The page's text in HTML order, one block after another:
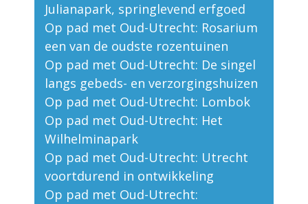
Julianapark, springlevend erfgoed
Op pad met Oud-Utrecht: Rosarium
een van de oudste rozentuinen
Op pad met Oud-Utrecht: De singel
langs gebeds- en verzorgingshuizen
Op pad met Oud-Utrecht: Lombok
Op pad met Oud-Utrecht: Het
Wilhelminapark
Op pad met Oud-Utrecht: Utrecht
voortdurend in ontwikkeling
Op pad met Oud-Utrecht: